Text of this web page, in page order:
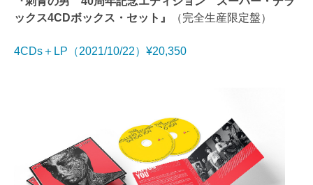
ックス4CDボックス・セット』
（完全生産限定盤）
4CDs＋LP（2021/10/22）¥20,350